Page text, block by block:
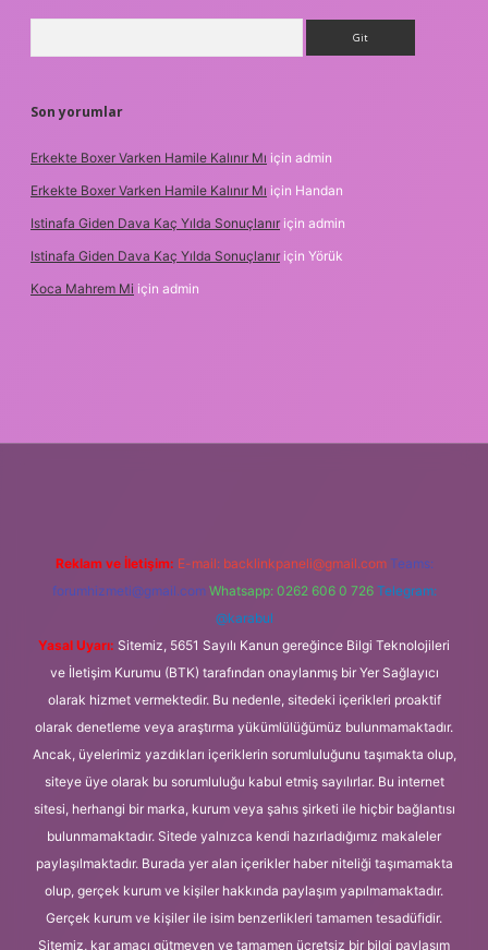
Son yorumlar
Erkekte Boxer Varken Hamile Kalınır Mı için admin
Erkekte Boxer Varken Hamile Kalınır Mı için Handan
Istinafa Giden Dava Kaç Yılda Sonuçlanır için admin
Istinafa Giden Dava Kaç Yılda Sonuçlanır için Yörük
Koca Mahrem Mi için admin
Reklam ve İletişim: E-mail: backlinkpaneli@gmail.com Teams:
forumhizmeti@gmail.com Whatsapp: 0262 606 0 726 Telegram:
@karabul
Yasal Uyarı: Sitemiz, 5651 Sayılı Kanun gereğince Bilgi Teknolojileri
ve İletişim Kurumu (BTK) tarafından onaylanmış bir Yer Sağlayıcı
olarak hizmet vermektedir. Bu nedenle, sitedeki içerikleri proaktif
olarak denetleme veya araştırma yükümlülüğümüz bulunmamaktadır.
Ancak, üyelerimiz yazdıkları içeriklerin sorumluluğunu taşımakta olup,
siteye üye olarak bu sorumluluğu kabul etmiş sayılırlar. Bu internet
sitesi, herhangi bir marka, kurum veya şahıs şirketi ile hiçbir bağlantısı
bulunmamaktadır. Sitede yalnızca kendi hazırladığımız makaleler
paylaşılmaktadır. Burada yer alan içerikler haber niteliği taşımamakta
olup, gerçek kurum ve kişiler hakkında paylaşım yapılmamaktadır.
Gerçek kurum ve kişiler ile isim benzerlikleri tamamen tesadüfidir.
Sitemiz, kar amacı gütmeyen ve tamamen ücretsiz bir bilgi paylaşım